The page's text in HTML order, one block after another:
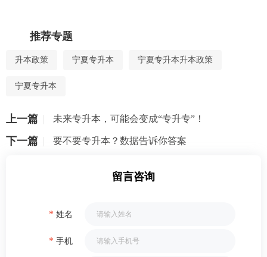
推荐专题
升本政策 宁夏专升本 宁夏专升本升本政策
宁夏专升本
上一篇 未来专升本，可能会变成“专升专”！
下一篇 要不要专升本？数据告诉你答案
留言咨询
* 姓名
* 手机